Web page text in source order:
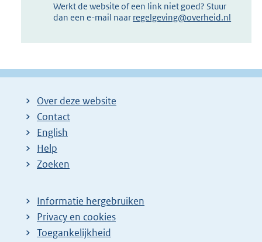
Werkt de website of een link niet goed? Stuur
dan een e-mail naar regelgeving@overheid.nl
Over deze website
Contact
English
Help
Zoeken
Informatie hergebruiken
Privacy en cookies
Toegankelijkheid